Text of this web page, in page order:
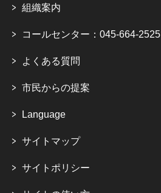
組織案内
コールセンター：045-664-2525
よくある質問
市民からの提案
Language
サイトマップ
サイトポリシー